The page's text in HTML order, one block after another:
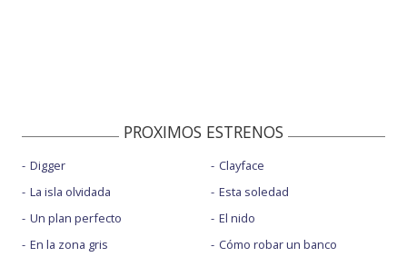
PROXIMOS ESTRENOS
Digger
La isla olvidada
Un plan perfecto
En la zona gris
Clayface
Esta soledad
El nido
Cómo robar un banco